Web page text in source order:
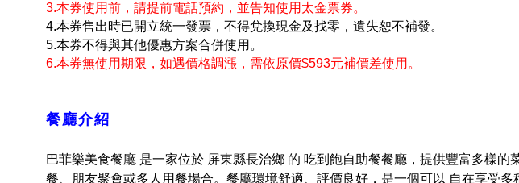
3.本券使用前，請提前電話預約，並告知使用太金票券。
4.本券售出時已開立統一發票，不得兌換現金及找零，遺失恕不補發。
5.本券不得與其他優惠方案合併使用。
6.本券無使用期限，如遇價格調漲，需依原價$593元補價差使用。
餐廳介紹
巴菲樂美食餐廳 是一家位於 屏東縣長治鄉 的 吃到飽自助餐餐廳，提供豐富多樣
餐、朋友聚會或多人用餐場合。餐廳環境舒適、評價良好，是一個可以 自在享受多